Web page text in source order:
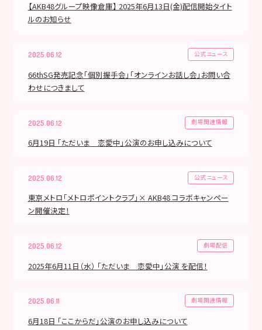
【AKB48グループ映像倉庫】 2025年6月13日(金)配信開始タイト
ルのお知らせ
2025.06.12 公式ニュース
66thSG発売記念「個別握手会」「オンラインお話し会」お問い合
わせにつきまして
2025.06.12 劇場関連情報
6月19日 「ただいま 恋愛中」公演のお申し込みについて
2025.06.12 公式ニュース
東京メトロ「メトロポイントクラブ」× AKB48 コラボキャンペー
ン開催決定！
2025.06.12 劇場配信
2025年6月11日（水） 「ただいま 恋愛中」公演 を配信！
2025.06.11 劇場関連情報
6月18日 「ここからだ」公演のお申し込みについて